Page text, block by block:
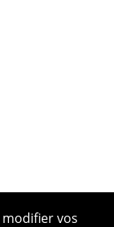
vos